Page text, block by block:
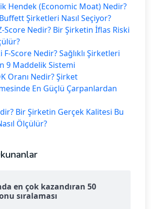
Hendek (Economic Moat) Nedir?
Şirketleri Nasıl Seçiyor?
Score Nedir? Bir Şirketin İflas Riski
Score Nedir? Sağlıklı Şirketleri
9 Maddelik Sistemi
Oranı Nedir? Şirket
En Güçlü Çarpanlardan
Bir Şirketin Gerçek Kalitesi Bu
Ölçülür?
en çok kazandıran 50
sıralaması